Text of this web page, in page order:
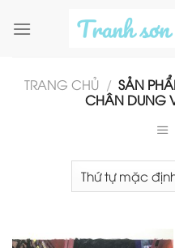
TRANG CHỦ / SẢN
CHÂN DUNG